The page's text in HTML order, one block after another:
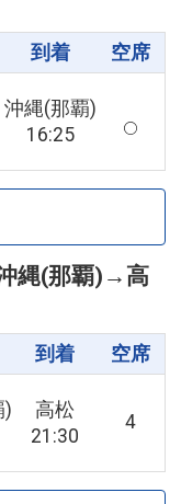
到着 空席
沖縄(那覇)
16:25
縄(那覇) → 高
到着 空席
)
高松
21:30
4